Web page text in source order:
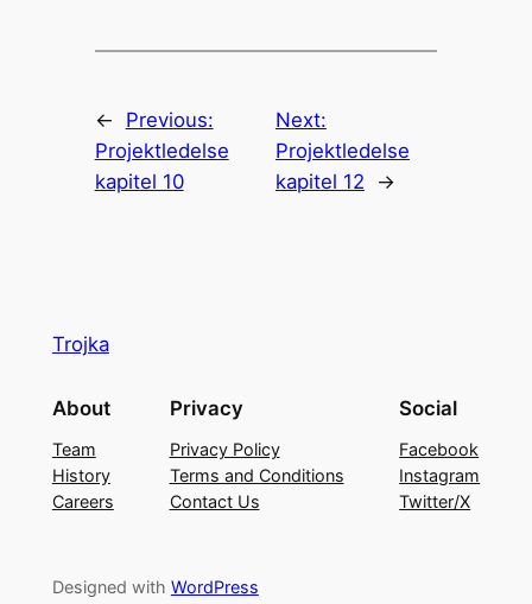
←
Previous:
Projektledelse
kapitel 10
Next:
Projektledelse
kapitel 12
→
Trojka
About
Team
History
Careers
Privacy
Privacy Policy
Terms and Conditions
Contact Us
Social
Facebook
Instagram
Twitter/X
Designed with WordPress